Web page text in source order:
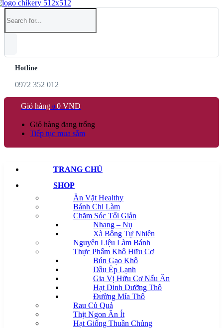
Hotline
0972 352 012
Giỏ hàng 0 0 VND
Giỏ hàng đang trống
Tiếp tục mua sắm
TRANG CHỦ
SHOP
Ăn Vặt Healthy
Bánh Chi Làm
Chăm Sóc Tối Giản
Nhang – Nụ
Xà Bông Tự Nhiên
Nguyên Liệu Làm Bánh
Thực Phẩm Khô Hữu Cơ
Bún Gạo Khô
Dầu Ép Lạnh
Gia Vị Hữu Cơ Nấu Ăn
Hạt Dinh Dưỡng Thô
Đường Mía Thô
Rau Củ Quả
Thịt Ngon Ăn Ít
Hạt Giống Thuần Chủng